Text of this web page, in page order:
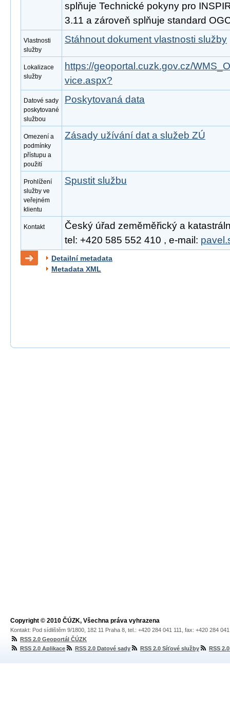
splňuje Technické pokyny pro
3.11 a zároveň splňuje standard
Vlastnosti
služby
Stáhnout dokument vlastnosti služby
Lokalizace
služby
https://geoportal.cuzk.gov.cz/
vice.aspx?
Datové sady
poskytované
službou
Poskytovaná data
Omezení a
podmínky
přístupu a
použití
Zásady užívání dat a služeb ZÚ
Prohlížení
služby ve
veřejném
klientu
Spustit službu
Kontakt
Český úřad zeměměřický a
tel: +420 585 552 410 , e-mail:
Detailní metadata
Metadata XML
Copyright © 2010 ČÚZK, Všechna práva vyhrazena
Kontakt: Pod sídlištěm 9/1800, 182 11 Praha 8, tel.: +420 284 041 111, fax: +420 284
RSS 2.0 Geoportál ČÚZK
RSS 2.0 Aplikace
RSS 2.0 Datové sady RSS 2.0 Síťové služby RSS